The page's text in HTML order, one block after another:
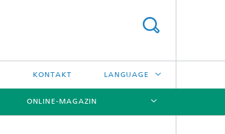
KONTAKT LANGUAGE
ONLINE-MAGAZIN